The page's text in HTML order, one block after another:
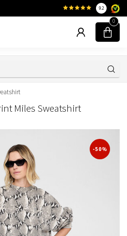
Familiebedrijf sinds
9.2
0
Miles Sweatshirt
-50%